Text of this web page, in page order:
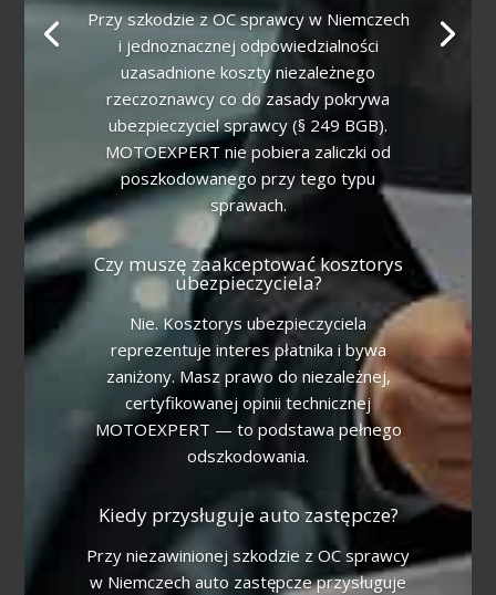
Przy szkodzie z OC sprawcy w Niemczech
i jednoznacznej odpowiedzialności
uzasadnione koszty niezależnego
rzeczoznawcy co do zasady pokrywa
ubezpieczyciel sprawcy (§ 249 BGB).
MOTOEXPERT nie pobiera zaliczki od
poszkodowanego przy tego typu
sprawach.
Czy muszę zaakceptować kosztorys
ubezpieczyciela?
Nie. Kosztorys ubezpieczyciela
reprezentuje interes płatnika i bywa
zaniżony. Masz prawo do niezależnej,
certyfikowanej opinii technicznej
MOTOEXPERT — to podstawa pełnego
odszkodowania.
Kiedy przysługuje auto zastępcze?
Przy niezawinionej szkodzie z OC sprawcy
w Niemczech auto zastępcze przysługuje